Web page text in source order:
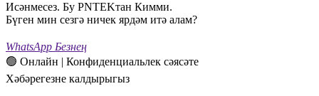
Исәнмесез. Бу PNTEKтан Кимми.
Бүген мин сезгә ничек ярдәм итә алам?
WhatsApp Безнең
🟢 Онлайн | Конфиденциальлек сәясәте
Хәбәрегезне калдырыгыз